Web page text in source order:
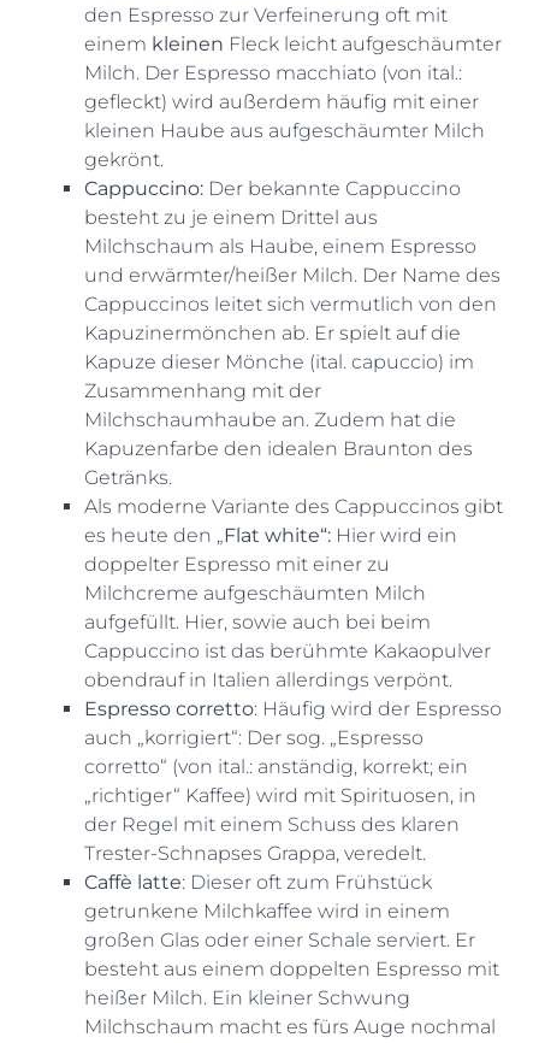
den Espresso zur Verfeinerung oft mit
einem kleinen Fleck leicht aufgeschäumter
Milch. Der Espresso macchiato (von ital.:
gefleckt) wird außerdem häufig mit einer
kleinen Haube aus aufgeschäumter Milch
gekrönt.
Cappuccino: Der bekannte Cappuccino
besteht zu je einem Drittel aus
Milchschaum als Haube, einem Espresso
und erwärmter/heißer Milch. Der Name des
Cappuccinos leitet sich vermutlich von den
Kapuzinermönchen ab. Er spielt auf die
Kapuze dieser Mönche (ital. capuccio) im
Zusammenhang mit der
Milchschaumhaube an. Zudem hat die
Kapuzenfarbe den idealen Braunton des
Getränks.
Als moderne Variante des Cappuccinos gibt
es heute den „Flat white“:Hier wird ein
doppelter Espresso mit einer zu
Milchcreme aufgeschäumten Milch
aufgefüllt. Hier, sowie auch bei beim
Cappuccino ist das berühmte Kakaopulver
obendrauf in Italien allerdings verpönt.
Espresso corretto: Häufig wird der Espresso
auch „korrigiert“: Der sog. „Espresso
corretto“ (von ital.: anständig, korrekt; ein
„richtiger“ Kaffee) wird mit Spirituosen, in
der Regel mit einem Schuss des klaren
Trester-Schnapses Grappa, veredelt.
Caffè latte: Dieser oft zum Frühstück
getrunkene Milchkaffee wird in einem
großen Glas oder einer Schale serviert. Er
besteht aus einem doppelten Espresso mit
heißer Milch. Ein kleiner Schwung
Milchschaum macht es fürs Auge nochmal